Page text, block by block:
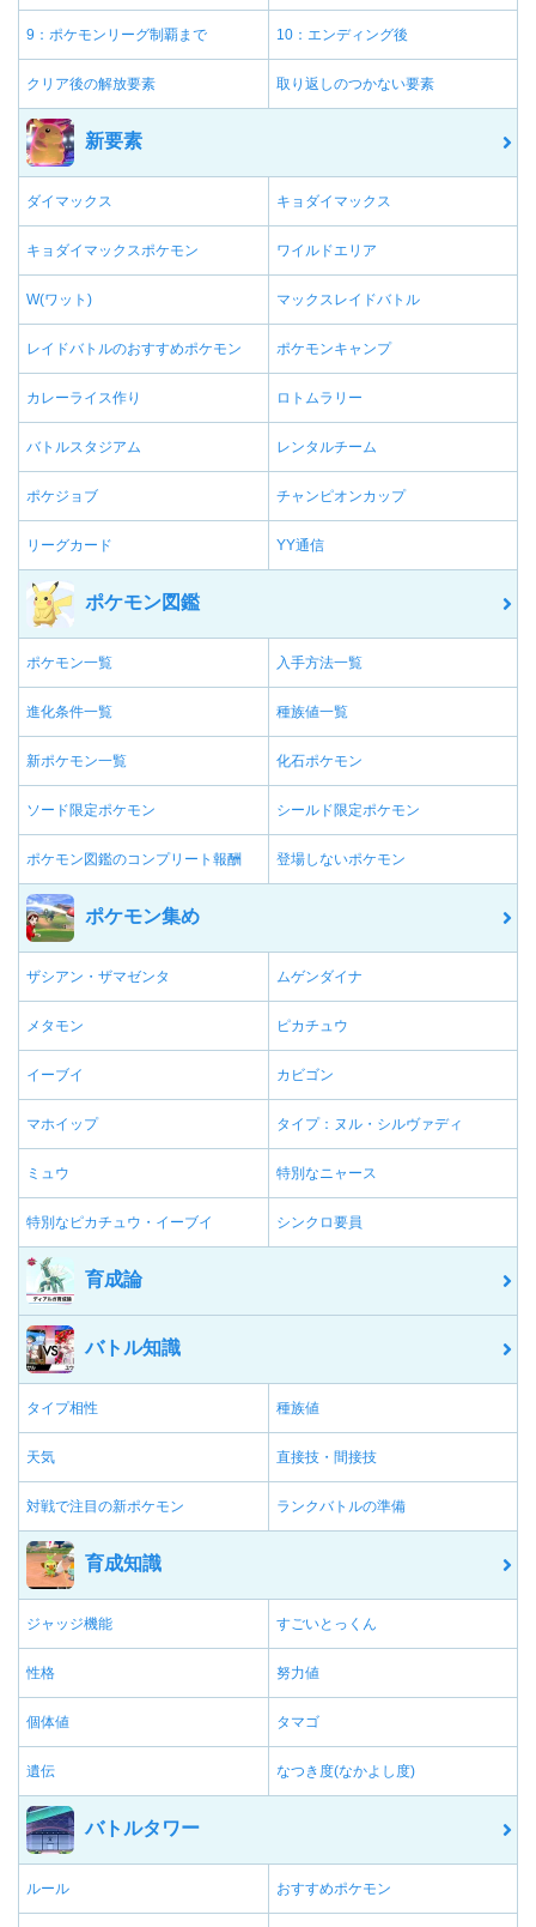
9：ポケモンリーグ制覇まで 10：エンディング後
クリア後の解放要素 取り返しのつかない要素
新要素
ダイマックス キョダイマックス
キョダイマックスポケモン ワイルドエリア
W(ワット) マックスレイドバトル
レイドバトルのおすすめポケモン ポケモンキャンプ
カレーライス作り ロトムラリー
バトルスタジアム レンタルチーム
ポケジョブ チャンピオンカップ
リーグカード YY通信
ポケモン図鑑
ポケモン一覧 入手方法一覧
進化条件一覧 種族値一覧
新ポケモン一覧 化石ポケモン
ソード限定ポケモン シールド限定ポケモン
ポケモン図鑑のコンプリート報酬 登場しないポケモン
ポケモン集め
ザシアン・ザマゼンタ ムゲンダイナ
メタモン ピカチュウ
イーブイ カビゴン
マホイップ タイプ：ヌル・シルヴァディ
ミュウ 特別なニャース
特別なピカチュウ・イーブイ シンクロ要員
育成論
バトル知識
タイプ相性 種族値
天気 直接技・間接技
対戦で注目の新ポケモン ランクバトルの準備
育成知識
ジャッジ機能 すごいとっくん
性格 努力値
個体値 タマゴ
遺伝 なつき度(なかよし度)
バトルタワー
ルール おすすめポケモン